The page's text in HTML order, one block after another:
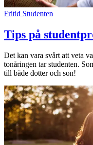
Fritid Studenten
Tips på
Det kan vara svårt att veta
tonåringen tar studenten.
till både dotter och son!